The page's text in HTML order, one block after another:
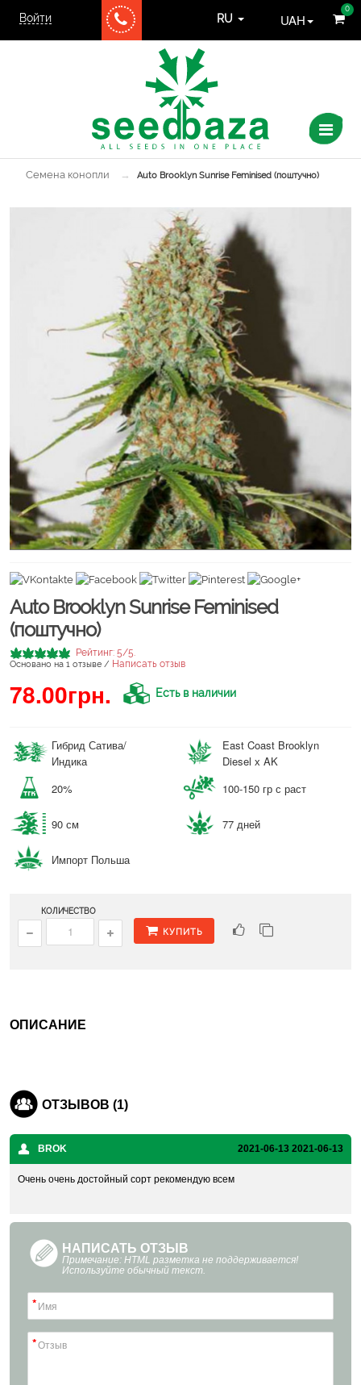
Войти
0
RU UAH
Семена конопли → Auto Brooklyn Sunrise Feminised (поштучно)
Auto Brooklyn Sunrise Feminised
(поштучно)
Рейтинг: 5/5.
Основано на 1 отзыве / Написать отзыв
78.00грн. Есть в наличии
Гибрид Сатива/
Индика
East Coast Brooklyn
Diesel х AK
20%
100-150 гр с раст
90 см 77 дней
Импорт Польша
КОЛИЧЕСТВО
КУПИТЬ
ОПИСАНИЕ
ОТЗЫВОВ (1)
BROK 2021-06-13 2021-06-13
Очень очень достойный сорт рекомендую всем
НАПИСАТЬ ОТЗЫВ
Примечание: HTML разметка не поддерживается!
Используйте обычный текст.